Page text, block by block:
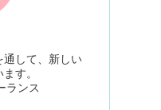
通して、新しい
す。
ランス